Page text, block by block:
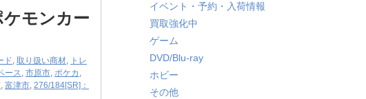
ケモンカー
ド, 取り扱い商材, トレ
ース, 市原市, ポケカ ,
, 富津市, 276/184[SR]：
イベント・予約・入荷情報
買取強化中
ゲーム
DVD/Blu-ray
ホビー
その他